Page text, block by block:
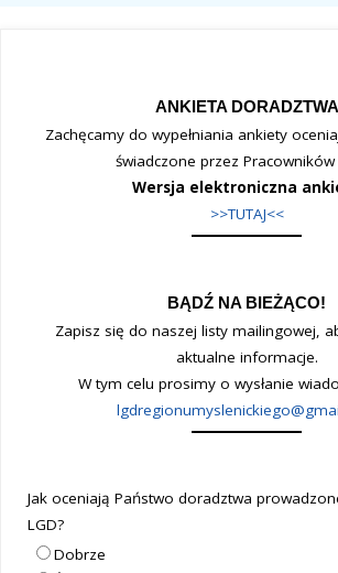
ANKIETA DORADZTWA
Zachęcamy do wypełniania ankiety
świadczone przez Pracowników
Wersja elektroniczna
>>TUTAJ<<
BĄDŹ NA BIEŻĄCO!
Zapisz się do naszej listy mailingowej,
aktualne informacje.
W tym celu prosimy o wysłanie
Jak oceniają Państwo doradztwa
LGD?
Dobrze